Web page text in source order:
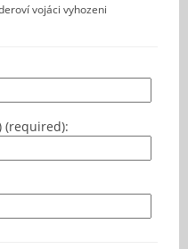
vojáci vyhozeni
(required):